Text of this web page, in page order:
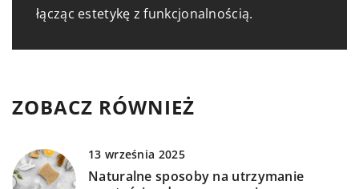
łącząc estetykę z funkcjonalnością.
ZOBACZ RÓWNIEŻ
13 września 2025
Naturalne sposoby na utrzymanie